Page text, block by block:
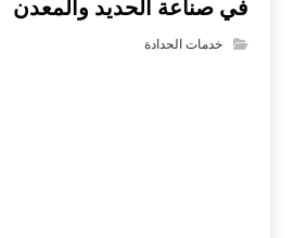
في صناعة الحديد والمعدن
خدمات الحدادة